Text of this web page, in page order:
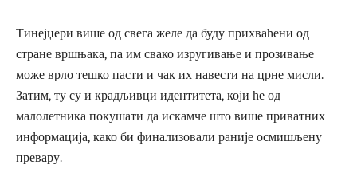
Тинејџери више од свега желе да буду прихваћени од
стране вршњака, па им свако изругивање и прозивање
може врло тешко пасти и чак их навести на црне мисли.
Затим, ту су и крадљивци идентитета, који ће од
малолетника покушати да искамче што више приватних
информација, како би финализовали раније осмишљену
превару.